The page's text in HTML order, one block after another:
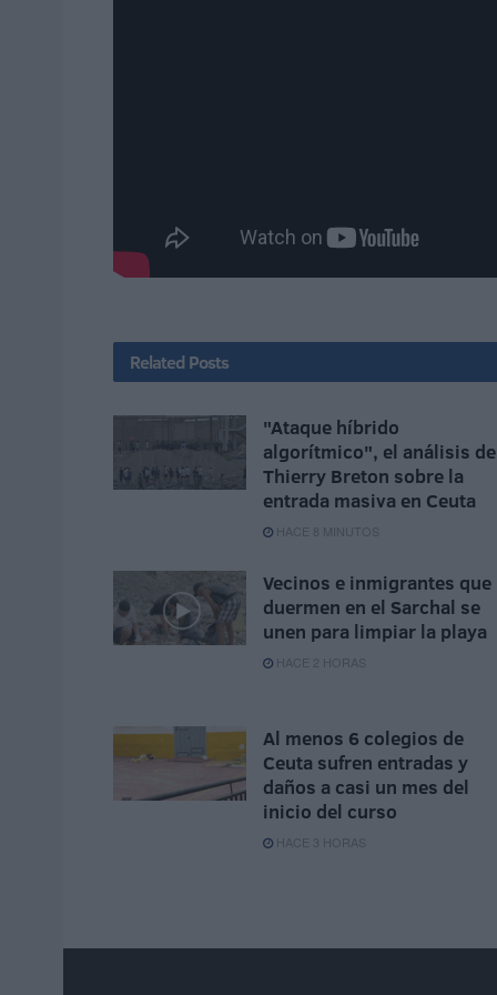
Related Posts
"Ataque híbrido
algorítmico", el análisis de
Thierry Breton sobre la
entrada masiva en Ceuta
HACE 8 MINUTOS
Vecinos e inmigrantes que
duermen en el Sarchal se
unen para limpiar la playa
HACE 2 HORAS
Al menos 6 colegios de
Ceuta sufren entradas y
daños a casi un mes del
inicio del curso
HACE 3 HORAS